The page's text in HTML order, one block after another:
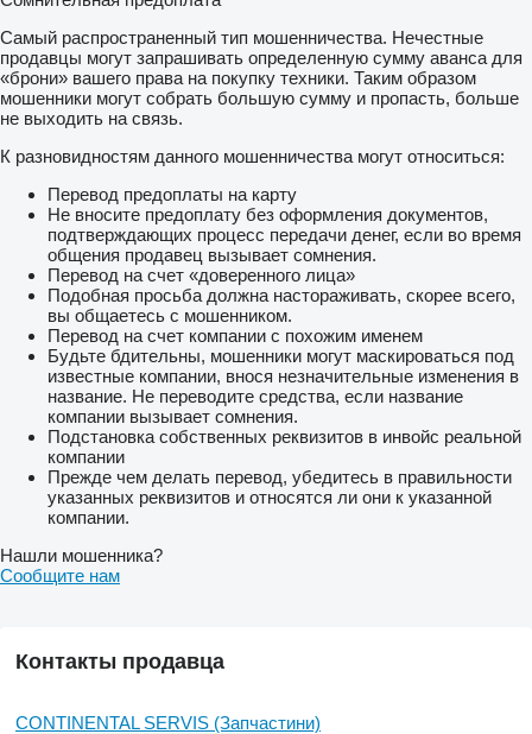
Самый распространенный тип мошенничества. Нечестные
продавцы могут запрашивать определенную сумму аванса для
«брони» вашего права на покупку техники. Таким образом
мошенники могут собрать большую сумму и пропасть, больше
не выходить на связь.
К разновидностям данного мошенничества могут относиться:
Перевод предоплаты на карту
Не вносите предоплату без оформления документов,
подтверждающих процесс передачи денег, если во время
общения продавец вызывает сомнения.
Перевод на счет «доверенного лица»
Подобная просьба должна настораживать, скорее всего,
вы общаетесь с мошенником.
Перевод на счет компании с похожим именем
Будьте бдительны, мошенники могут маскироваться под
известные компании, внося незначительные изменения в
название. Не переводите средства, если название
компании вызывает сомнения.
Подстановка собственных реквизитов в инвойс реальной
компании
Прежде чем делать перевод, убедитесь в правильности
указанных реквизитов и относятся ли они к указанной
компании.
Нашли мошенника?
Сообщите нам
Контакты продавца
CONTINENTAL SERVIS (Запчастини)